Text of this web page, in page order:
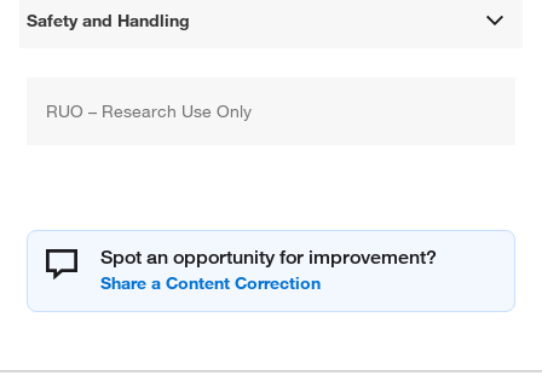
Safety and Handling
RUO – Research Use Only
Spot an opportunity for improvement?